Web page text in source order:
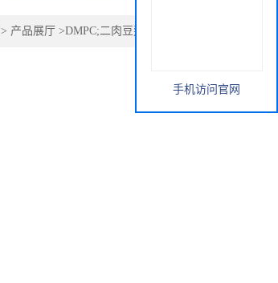
> 产品展厅 >DMPC;二肉豆蔻酰磷脂酰胆碱
手机访问官网